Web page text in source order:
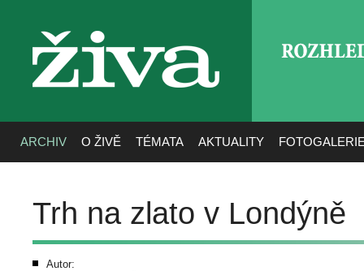
živa
ARCHIV O ŽIVĚ TÉMATA AKTUALITY
Trh na zlato v Londýně
Autor: